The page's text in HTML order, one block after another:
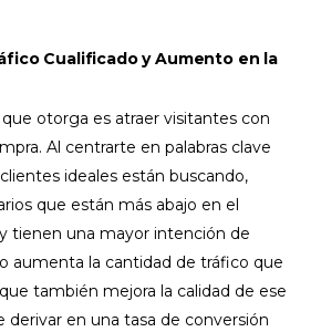
Cualificado y Aumento en la
otorga es atraer visitantes con
Al centrarte en palabras clave
ideales están buscando,
que están más abajo en el
y tienen una mayor intención de
aumenta la cantidad de tráfico que
también mejora la calidad de ese
derivar en una tasa de conversión